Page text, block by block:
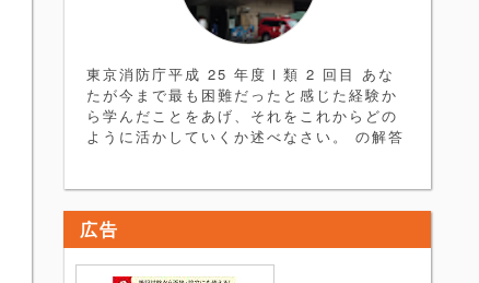
東京消防庁平成 25 年度Ⅰ類 2 回目 あな
たが今まで最も困難だったと感じた経験か
ら学んだことをあげ、それをこれからどの
ように活かしていくか述べなさい。 の解答
ってみてください。 ＜ヒント編＞ ●最も困
難だった経験とは・・・ 解答するにあた
り、まず論題にある 「最も困難な経験」
とはどのようなものか考える必要がありま
広告